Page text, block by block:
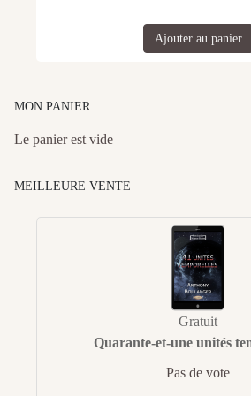
Ajouter au panier
MON PANIER
Le panier est vide
MEILLEURE VENTE
Gratuit
Quarante-et-une unités
Pas de vote